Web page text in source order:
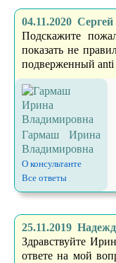
04.11.2020 Сергей
Подскажите
показать не
подверженный
Гармаш Ирина
Владимировна
О консультанте
Все ответы
25.11.2019
Здравствуйте
ответе на мой